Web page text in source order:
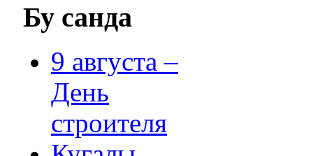
Бу санда
9 августа –
День
строителя